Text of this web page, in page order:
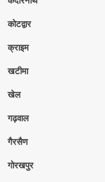
कोटद्वार
क्राइम
खटीमा
खेल
गढ़वाल
गैरसैण
गोरखपुर